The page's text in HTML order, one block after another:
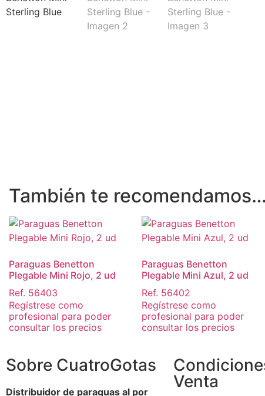
También te recomendamos…
Paraguas Benetton
Plegable Mini Rojo, 2 ud
Ref. 56403
Regístrese como
profesional para poder
consultar los precios
Paraguas Benetton
Plegable Mini Azul, 2 ud
Ref. 56402
Regístrese como
profesional para poder
consultar los precios
Sobre CuatroGotas
Distribuidor de paraguas al por
Venta